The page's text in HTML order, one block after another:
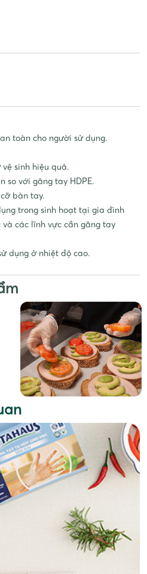
toàn cho người sử dụng.
sinh hiệu quả.
so với găng tay HDPE.
bàn tay.
trong sinh hoạt tại gia đình
và các lĩnh vực cần găng tay
dụng ở nhiệt độ cao.